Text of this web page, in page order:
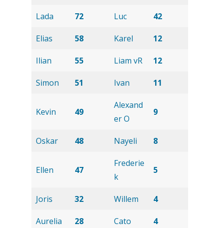
Lada 72 Luc 42
Elias 58 Karel 12
Ilian 55 Liam vR 12
Simon 51 Ivan 11
Kevin 49
Alexand
er O
9
Oskar 48 Nayeli 8
Ellen 47
Frederie
k
5
Joris 32 Willem 4
Aurelia 28 Cato 4